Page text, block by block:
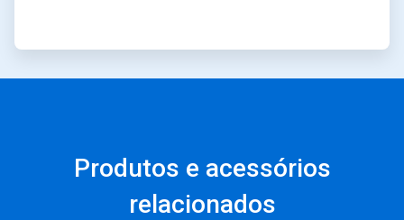
Produtos e acessórios
relacionados